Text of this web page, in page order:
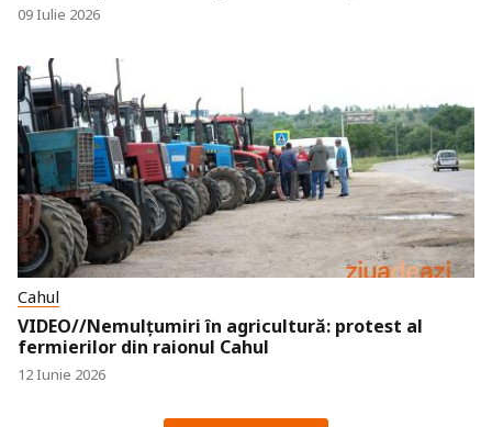
09 Iulie 2026
Cahul
VIDEO//Nemulțumiri în agricultură: protest al
fermierilor din raionul Cahul
12 Iunie 2026